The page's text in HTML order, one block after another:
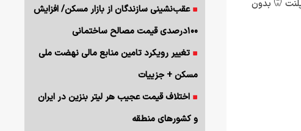
ایمپلنت 🦷 بدون
عقب‌نشینی سازندگان از بازار مسکن/ افزایش
۱۰۰درصدی قیمت مصالح ساختمانی
تغییر رویکرد تامین منابع مالی نهضت ملی
مسکن + جزییات
اختلاف قیمت عجیب هر لیتر بنزین در ایران
و کشورهای منطقه